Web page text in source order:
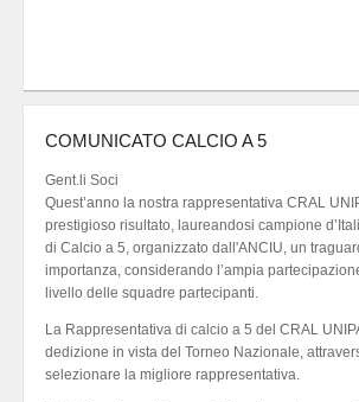
COMUNICATO CALCIO A 5
Gent.li Soci
Quest’anno la nostra rappresentativa CRAL
prestigioso risultato, laureandosi campione
di Calcio a 5, organizzato dall'ANCIU, un
importanza, considerando l’ampia
livello delle squadre partecipanti.
La Rappresentativa di calcio a 5 del CRAL
dedizione in vista del Torneo Nazionale,
selezionare la migliore rappresentativa.